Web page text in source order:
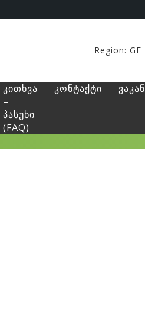
Region: GE
კითხვა
–
პასუხი
(FAQ)
კონტაქტი